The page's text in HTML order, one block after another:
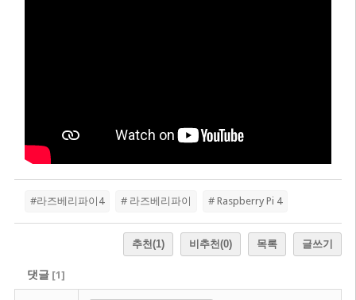
#라즈베리파이4 # 라즈베리파이 # Raspberry Pi 4
추천(1) 비추천(0) 목록 글쓰기
댓글[1]